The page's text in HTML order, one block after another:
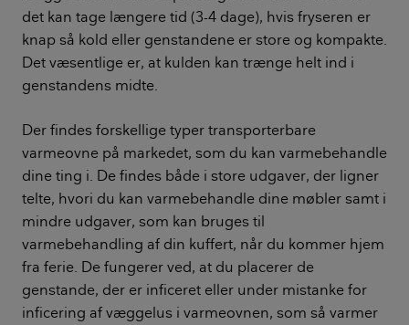
det kan tage længere tid (3-4 dage), hvis fryseren er
knap så kold eller genstandene er store og kompakte.
Det væsentlige er, at kulden kan trænge helt ind i
genstandens midte.
Der findes forskellige typer transporterbare
varmeovne på markedet, som du kan varmebehandle
dine ting i. De findes både i store udgaver, der ligner
telte, hvori du kan varmebehandle dine møbler samt i
mindre udgaver, som kan bruges til
varmebehandling af din kuffert, når du kommer hjem
fra ferie. De fungerer ved, at du placerer de
genstande, der er inficeret eller under mistanke for
inficering af væggelus i varmeovnen, som så varmer